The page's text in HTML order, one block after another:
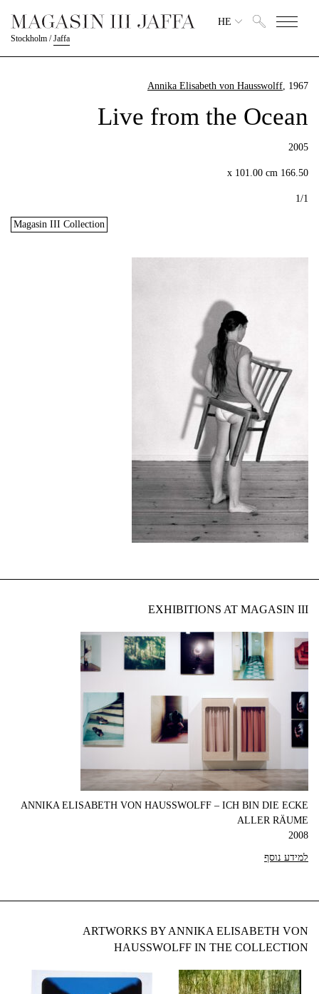
Stockholm /Jaffa
HE
Annika Elisabeth von Hausswolff, 1967
Live from the Ocean
2005
166.50 x 101.00 cm
1/1
Magasin III Collection
EXHIBITIONS AT MAGASIN III
ANNIKA ELISABETH VON HAUSSWOLFF – ICH BIN DIE ECKE
ALLER RÄUME
2008
למידע נוסף
ARTWORKS BY ANNIKA ELISABETH VON
HAUSSWOLFF IN THE COLLECTION